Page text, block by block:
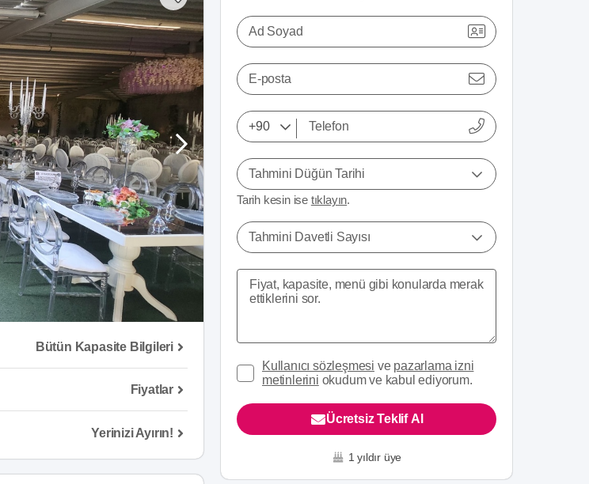
Bütün Kapasite Bilgileri
Fiyatlar
Yerinizi Ayırın!
Ad Soyad
E-posta
Tahmini Düğün Tarihi
Tarih kesin ise tıklayın.
Tahmini Davetli Sayısı
Kullanıcı sözleşmesi ve pazarlama izni
metinlerini okudum ve kabul ediyorum.
Ücretsiz Teklif Al
1 yıldır üye